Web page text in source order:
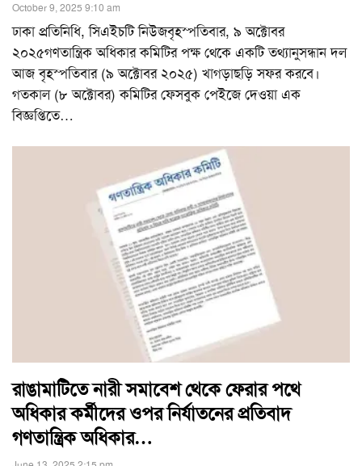
October 9, 2025 9:10 am
ঢাকা প্রতিনিধি, সিএইচটি নিউজবৃহস্পতিবার, ৯ অক্টোবর
২০২৫গণতান্ত্রিক অধিকার কমিটির পক্ষ থেকে একটি তথ্যানুসন্ধান দল
আজ বৃহস্পতিবার (৯ অক্টোবর ২০২৫) খাগড়াছড়ি সফর করবে।
গতকাল (৮ অক্টোবর) কমিটির ফেসবুক পেইজে দেওয়া এক
বিজ্ঞপ্তিতে…
রাঙামাটিতে নারী সমাবেশ থেকে ফেরার পথে
অধিকার কর্মীদের ওপর নির্যাতনের প্রতিবাদ
গণতান্ত্রিক অধিকার…